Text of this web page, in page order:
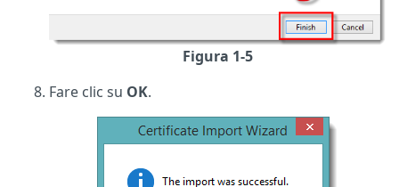
Figura 1-5
Fare clic su OK.